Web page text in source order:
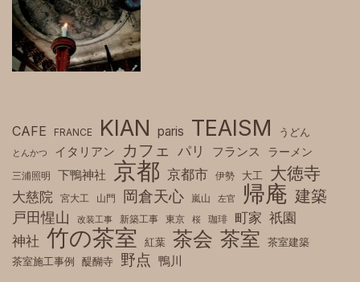
CAFE FRANCE KIAN paris TEAISM うどん
とんかつ イタリアン カフェ パリ フランス ラーメン
三浦照明 下鴨神社 京都 京都市 伊勢 大工 大徳寺
大慈院 宮大工 山門 岡倉天心 嵐山 左官 帰庵 建築
戸田惺山 改装工事 新築工事 東京 桜 珈琲 町家 祇園
神社 竹の茶室 紅葉 茶会 茶室
茶室建築
茶室施工事例
醍醐寺 野点 鴨川